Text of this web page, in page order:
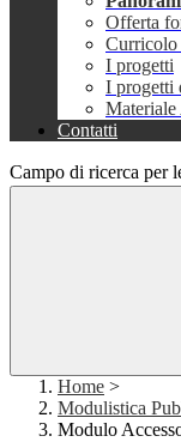
Offerta
Curricolo
I progetti
I progetti
Contatti
Campo di ricerca per
Home >
Modulistica
Modulo